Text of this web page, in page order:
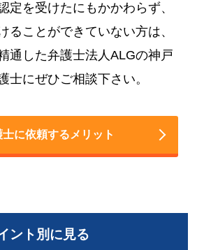
定を受けたにもかかわらず、
ることができていない方は、
通した弁護士法人ALGの神戸
士にぜひご相談下さい。
士に依頼するメリット
ント別に見る